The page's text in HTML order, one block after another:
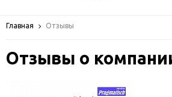
Главная Отзывы
Отзывы о